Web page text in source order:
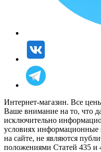
Интернет-магазин. Все
Ваше внимание на то, что
исключительно
условиях
на сайте, не являются
положениями Статей 435 и